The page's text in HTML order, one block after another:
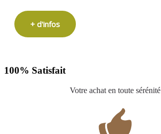
+ d'infos
100% Satisfait
Votre achat en toute sérénité